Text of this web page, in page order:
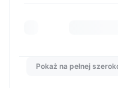
Pokaż na pełnej